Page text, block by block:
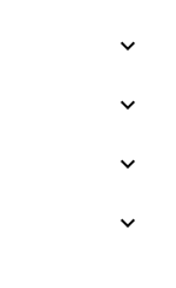
expand_more
expand_more
expand_more
expand_more